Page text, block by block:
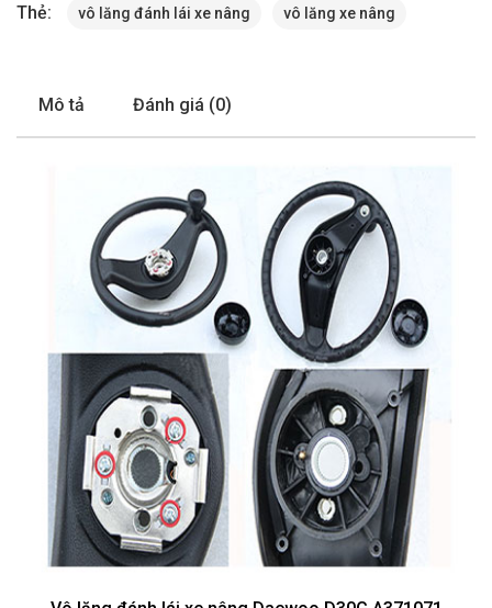
Thẻ: vô lăng đánh lái xe nâng vô lăng xe nâng
Mô tả Đánh giá (0)